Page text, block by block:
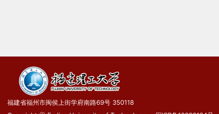
福建省福州市闽侯上街学府南路69号 350118